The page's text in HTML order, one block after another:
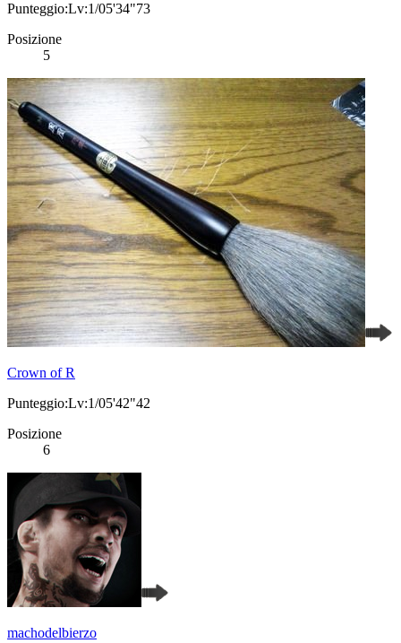
Punteggio:Lv:1/05'34"73
Posizione
5
Crown of R
Punteggio:Lv:1/05'42"42
Posizione
6
machodelbierzo